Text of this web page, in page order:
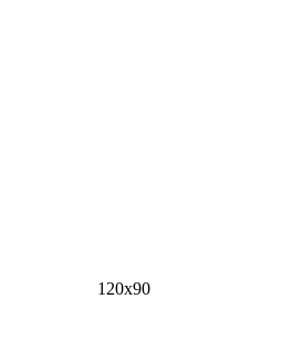
120х90